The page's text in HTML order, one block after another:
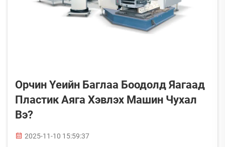
Орчин Үеийн Баглаа Боодолд Яагаад
Пластик Аяга Хэвлэх Машин Чухал
Вэ?
2025-11-10 15:59:37